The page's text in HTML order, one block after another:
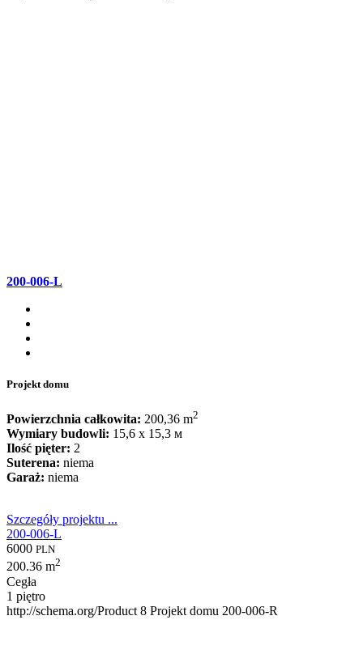
200-006-L
Projekt domu
Powierzchnia całkowita: 200,36 m2
Wymiary budowli: 15,6 x 15,3 м
Ilość pięter: 2
Suterena: niema
Garaż: niema
Szczegóły projektu ...
200-006-L
6000 PLN
200.36 m2
Cegła
1 piętro
http://schema.org/Product 8 Projekt domu 200-006-R